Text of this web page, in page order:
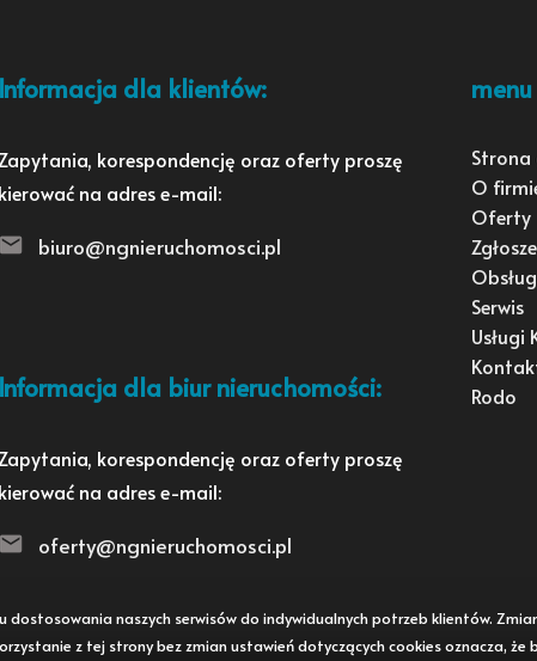
Informacja dla klientów:
Zapytania, korespondencję oraz oferty proszę
kierować na adres e-mail:
biuro@ngnieruchomosci.pl
Informacja dla biur nieruchomości:
Zapytania, korespondencję oraz oferty proszę
kierować na adres e-mail:
oferty@ngnieruchomosci.pl
menu
Strona
O
Oferty
Serwis
Usługi
Rodo
dostosowania naszych serwisów do indywidualnych potrzeb klientów.
z tej strony bez zmian ustawień dotyczących cookies oznacza, że